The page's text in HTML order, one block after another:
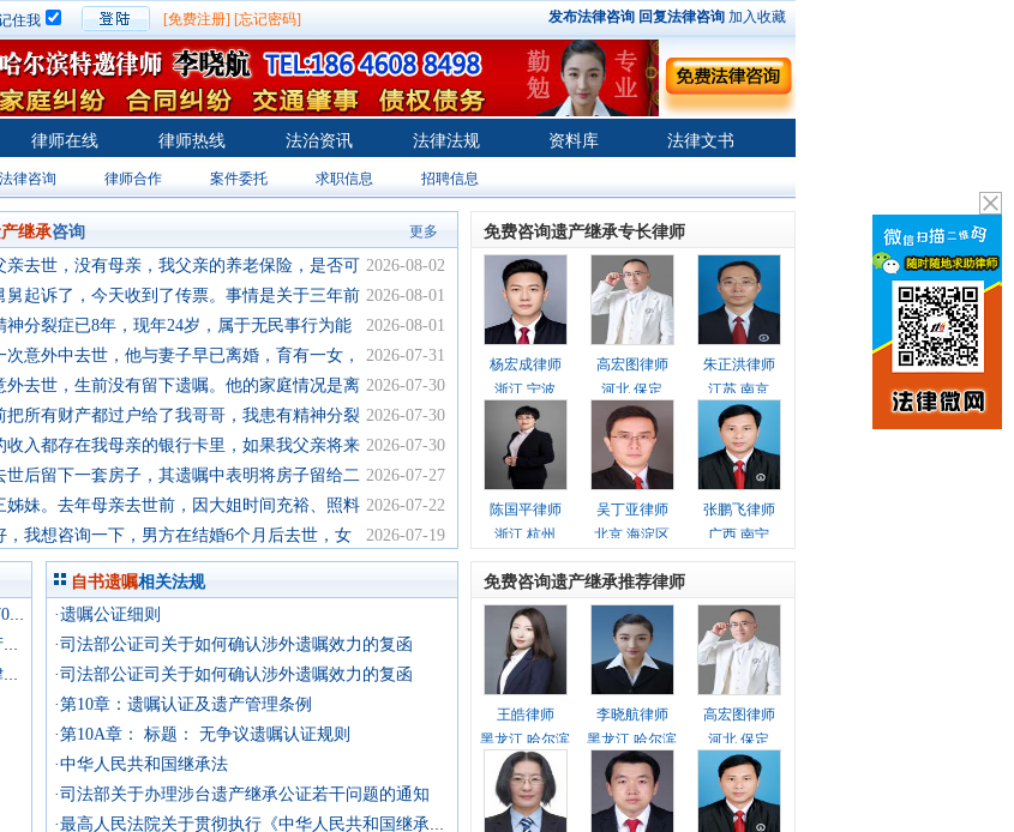
住我 [免费注册] [忘记密码] 发布法律咨询 回复法律咨询 加入收藏
律师在线 律师热线 法治资讯 法律法规 资料库 法律文书
法律咨询 律师合作 案件委托 求职信息 招聘信息
继承咨询 更多
2026-08-02
亲去世，没有母亲，我父亲的养老保险，是否可
属帮忙签字， 2026-08-01
舅起诉了，今天收到了传票。事情是关于三年前
去世后留下的 2026-08-01
神分裂症已8年，现年24岁，属于无民事行为能
想咨询，如 2026-07-31
次意外中去世，他与妻子早已离婚，育有一女，
在世，那么兄 2026-07-30
外去世，生前没有留下遗嘱。他的家庭情况是离
个女儿跟着她 2026-07-30
把所有财产都过户给了我哥哥，我患有精神分裂
，一直在服 2026-07-30
收入都存在我母亲的银行卡里，如果我父亲将来
亲把所有钱都 2026-07-27
世后留下一套房子，其遗嘱中表明将房子留给二
之后，这位二 2026-07-22
姊妹。去年母亲去世前，因大姐时间充裕、照料
亲的房产和财 2026-07-19
，我想咨询一下，男方在结婚6个月后去世，女
也没有孩子
免费咨询遗产继承专长律师
杨宏成律师
浙江 宁波
高宏图律师
河北 保定
朱正洪律师
江苏 南京
陈国平律师
浙江 杭州
吴丁亚律师
北京 海淀区
张鹏飞律师
广西 南宁
·我在湖南省，我想咨询下:自书遗嘱 遗嘱人:xxx，70岁，汉族
·自书遗嘱还需要去法院或其他部门认定吗？该房产如何过户？如果今后要出售该房屋，怎样继承费用最少？谢谢！
·遗嘱公证后又有一个自书遗嘱，请问哪个遗嘱法律效力大？即自书遗嘱的时间晚于公证遗嘱，以哪个为准？
自书遗嘱相关法规
·遗嘱公证细则
·司法部公证司关于如何确认涉外遗嘱效力的复函
·司法部公证司关于如何确认涉外遗嘱效力的复函
·第10章：遗嘱认证及遗产管理条例
·第10A章： 标题： 无争议遗嘱认证规则
·中华人民共和国继承法
·司法部关于办理涉台遗产继承公证若干问题的通知
·最高人民法院关于贯彻执行《中华人民共和国继承法》若干问题的意见
免费咨询遗产继承推荐律师
王皓律师
黑龙江 哈尔滨
李晓航律师
黑龙江 哈尔滨
高宏图律师
河北 保定